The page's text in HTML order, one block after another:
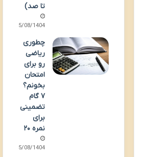
تا صد)
15/08/1404
چطوری
ریاضی
رو برای
امتحان
بخونم؟
۷ گام
تضمینی
برای
نمره ۲۰
15/08/1404